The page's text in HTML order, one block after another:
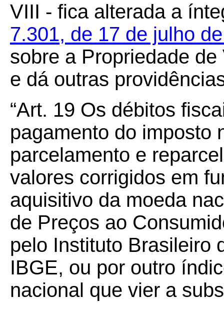
VIII - fica alterada a
7.301, de 17 de julho
sobre a Propriedade
e dá outras
“Art. 19 Os débitos
pagamento do imposto
parcelamento e
valores corrigidos em
aquisitivo da moeda
de Preços ao
pelo Instituto Brasileiro
IBGE, ou por outro
nacional que vier a